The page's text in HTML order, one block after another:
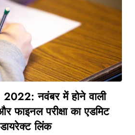
नवंबर में होने वाली
फाइनल परीक्षा का एडमिट
लिंक